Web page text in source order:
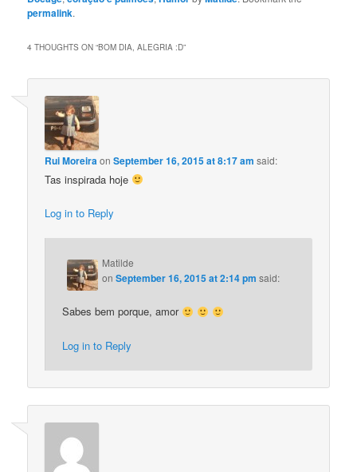
permalink.
4 THOUGHTS ON “BOM DIA, ALEGRIA :D”
Rui MoreiraonSeptember 16, 2015 at 8:17 am said:
Tas inspirada hoje
Log in to Reply
Matilde
onSeptember 16, 2015 at 2:14 pm said:
Sabes bem porque, amor
Log in to Reply